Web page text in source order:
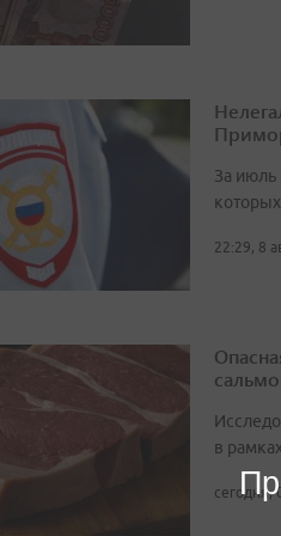
За июль
22:29, 8
в
сегодня,